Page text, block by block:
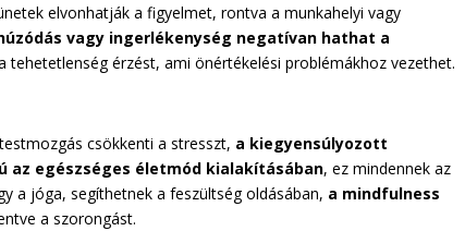
elvonhatják a figyelmet, rontva a munkahelyi vagy
vagy ingerlékenység negatívan hathat a
tehetetlenség érzést, ami önértékelési problémákhoz vezethet.
csökkenti a stresszt, a kiegyensúlyozott
az egészséges életmód kialakításában, ez mindennek az
a jóga, segíthetnek a feszültség oldásában, a mindfulness
a szorongást.